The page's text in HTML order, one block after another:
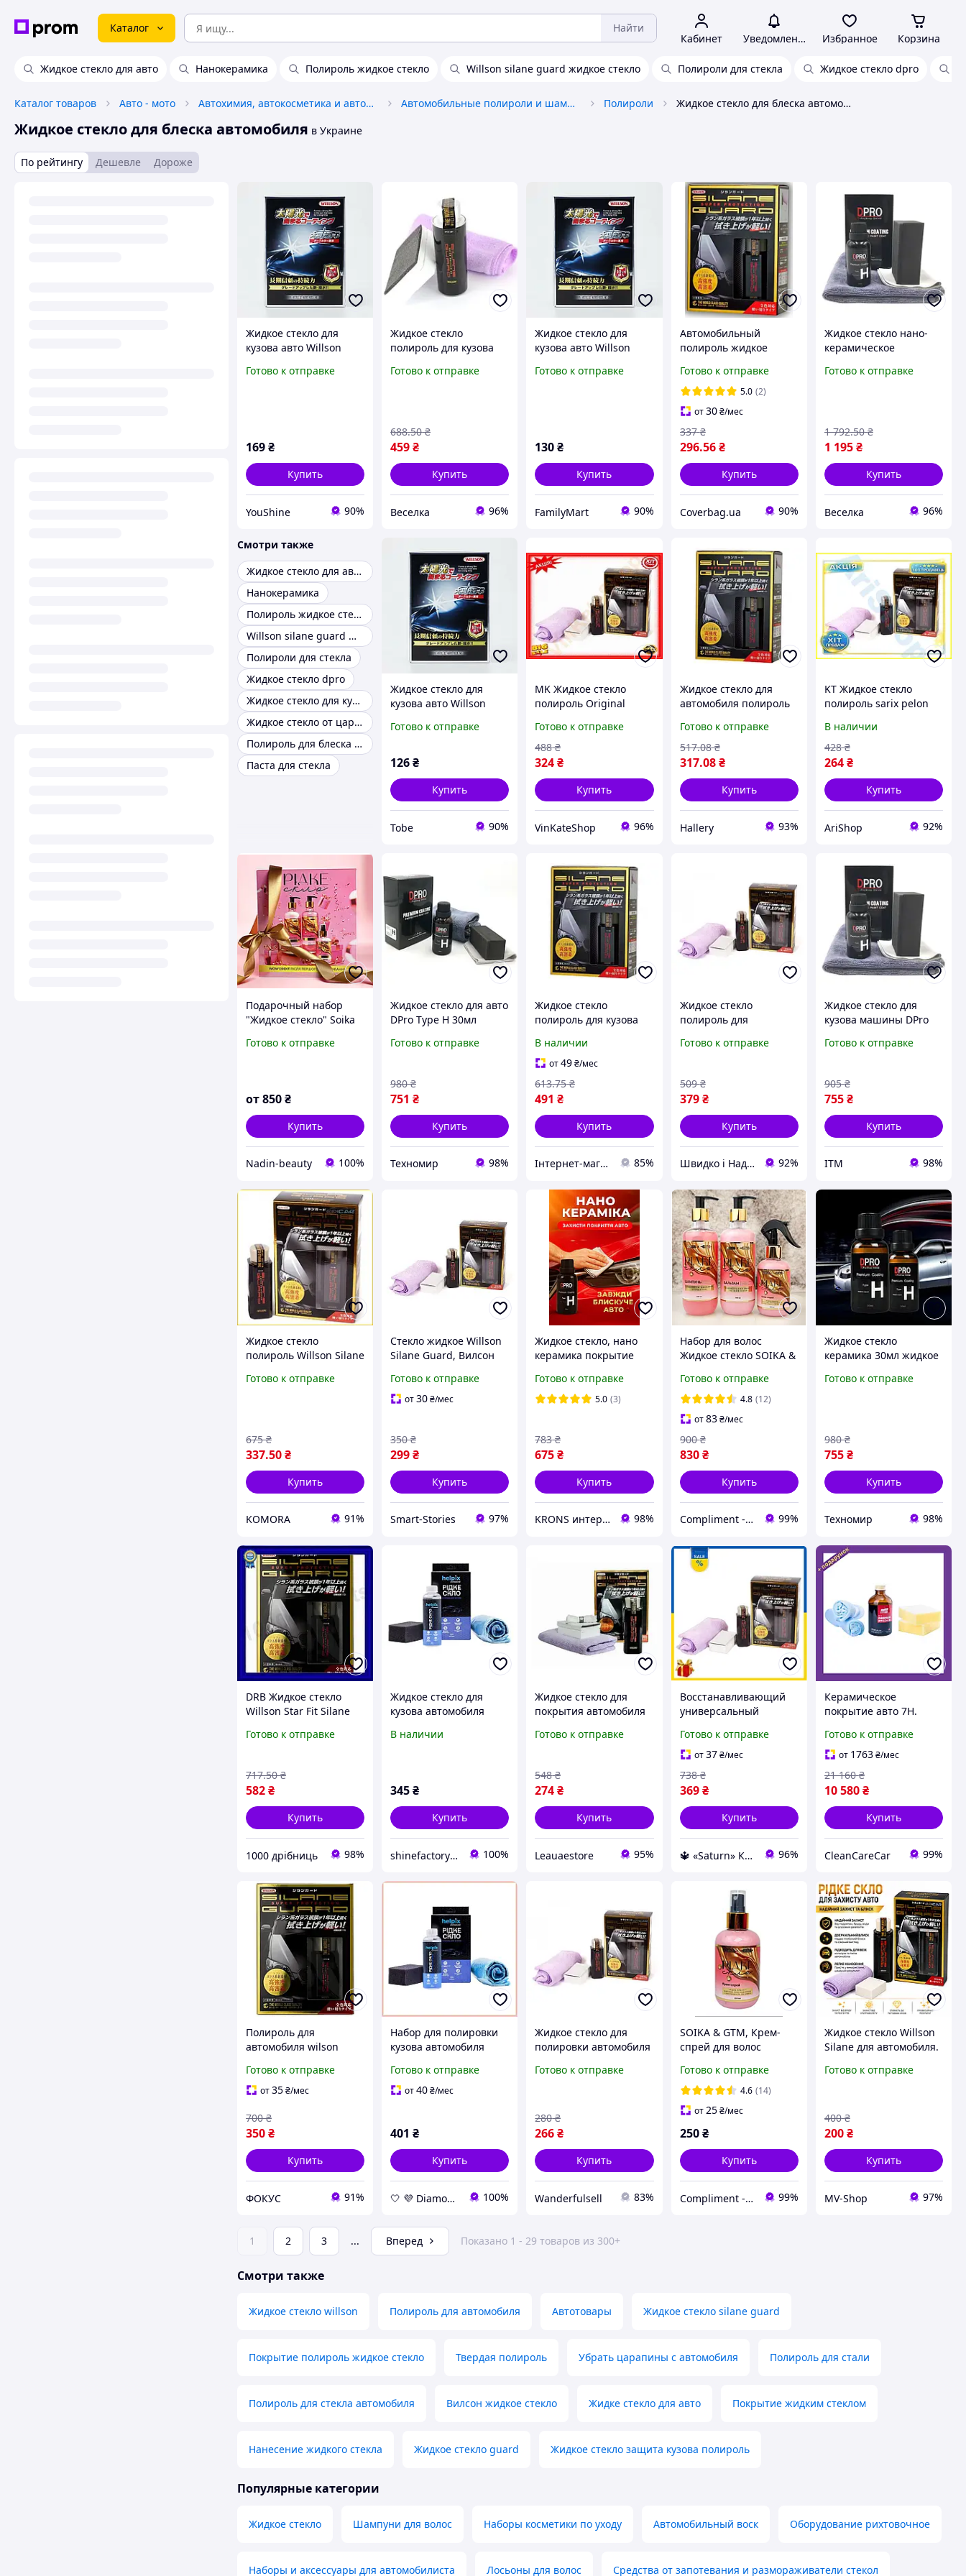
Каталог Найти
Кабинет Уведомления Избранное Корзина
Жидкое стекло для авто Нанокерамика Полироль жидкое стекло Willson silane guard жидкое стекло Полироли для стекла Жидкое стекло dpro
Каталог товаров Авто - мото Автохимия, автокосметика и автомасла Автомобильные полироли и шампуни Полироли Жидкое стекло для блеска автомобиля
Жидкое стекло для блеска автомобиля в Украине
По рейтингу Дешевле Дороже
Жидкое стекло для
кузова авто Willson
для блеска и удаления
Готово к отправке
169₴
Купить
YouShine 90%
Жидкое стекло
полироль для кузова
защита от царапин
Готово к отправке
459₴
688.50 ₴
Купить
Веселка 96%
Жидкое стекло для
кузова авто Willson
для блеска и удаления
Готово к отправке
130₴
Купить
FamilyMart 90%
Автомобильный
полироль жидкое
автомобиля Willson
Silane Guard
Готово к отправке
5.0 (2)
от30 ₴/мес
296.56 ₴
337 ₴
Купить
Coverbag.ua 90%
Жидкое стекло нано-
керамическое
кузова автомобиля от
Готово к отправке
1 195₴
1 792.50 ₴
Купить
Веселка 96%
Смотри также
Жидкое стекло для авто
Нанокерамика
Полироль жидкое стекло
Willson silane guard жидкое стекло
Полироли для стекла
Жидкое стекло dpro
Жидкое стекло для кузова машины
Жидкое стекло от царапин
Полироль для блеска кузова автомобиля
Паста для стекла
Жидкое стекло для
кузова авто Willson
для блеска и удаления
Лучшая цена
Готово к отправке
126₴
Купить
Tobe 90%
MK Жидкое стекло
полироль Original
автомобиля защита
кузова блеск
лакокрасочного по
PAP10\W
Готово к отправке
324₴
488 ₴
Купить
VinKateShop 96%
Жидкое стекло для
автомобиля полироль
12 месяцев silane
guard защита кузова и
блеск
Готово к отправке
317.08 ₴
517.08 ₴
Купить
Hallery 93%
KT Жидкое стекло
полироль sarix pelon
защитное средство для
кузова авто с блеск
REX2375
В наличии
264₴
428 ₴
Купить
AriShop 92%
Подарочный набор
"Жидкое стекло" Soika
блеска и
Готово к отправке
от850₴
Купить
Nadin-beauty 100%
Жидкое стекло для авто
DPro Type H 30мл
керамическое для
Готово к отправке
751 ₴
980 ₴
Купить
Техномир 98%
Жидкое стекло
полироль для кузова
Guard 95 мл защита от
царапин блеск
покрытие
В наличии
от49₴/мес
491 ₴
613.75 ₴
Купить
Інтернет-магазин SALE TOOLS 85%
Жидкое стекло
полироль для
Silane Guard 57мл
покрытие с эффектом
блеска до одного года
Готово к отправке
379 ₴
509 ₴
Купить
Швидко і Надійно 92%
Жидкое стекло для
кузова машины DPro
керамическое
Готово к отправке
755₴
905 ₴
Купить
ITM 98%
Жидкое стекло
полироль Willson Silane
автомобиля от
Готово к отправке
337.50₴
675 ₴
Купить
KOMORA 91%
Стекло жидкое Willson
Silane Guard, Вилсон
для кузова вашего
автомобиля.
Готово к отправке
от30₴/мес
299₴
350 ₴
Купить
Smart-Stories 97%
Жидкое стекло, нано
керамика покрытие
Type H 30мл
Готово к отправке
5.0 (3)
675₴
783 ₴
Купить
KRONS интернет- магазин 98%
Набор для волос
Жидкое стекло SOIKA &
бальзам, крем-спрей
Ламинирование, блеск,
защита
Готово к отправке
4.8 (12)
от83 ₴/мес
830 ₴
900 ₴
Купить
Compliment - магазин косметики та догляду! 99%
Жидкое стекло
керамика 30мл жидкое
кузова машины DPro
Готово к отправке
755₴
980 ₴
Купить
Техномир 98%
DRB Жидкое стекло
Willson Star Fit Silane
кузова автомобиля
блеск DRB_Q7
Готово к отправке
582₴
717.50 ₴
Купить
1000 дрібниць 98%
Жидкое стекло для
кузова автомобиля
мл (Полироль-защита
В наличии
345₴
Купить
shinefactoryua 100%
Жидкое стекло для
покрытия автомобиля
Полироль от царапин
Готово к отправке
274₴
548 ₴
Купить
Leauaestore 95%
Восстанавливающий
универсальный
жидкое стекло WILLS
для автомобиля
корпуса машины
Готово к отправке
от37 ₴/мес
369 ₴
738 ₴
Купить
🔱 «Saturn» Компетентность! Качество товара! Быстрая отправка! ✅ 96%
Керамическое
покрытие авто 7H.
Жидкое стекло для
автомобиля Soft99
Готово к отправке
от 1763₴/мес
10 580₴
21 160 ₴
Купить
CleanCareCar 99%
Полироль для
автомобиля wilson
покрытие для кузова
машины Жидкое стекло
Готово к отправке
от35₴/мес
350₴
700 ₴
Купить
ФОКУС 91%
Набор для полировки
кузова автомобиля
защитное средство в
машину для блеска
Готово к отправке
от40₴/мес
401 ₴
Купить
🤍 💜 Diamond 🤍 💜 100%
Жидкое стекло для
полировки автомобиля
полироль Willson для
Готово к отправке
266₴
280 ₴
Купить
Wanderfulsell 83%
SOIKA & GTM, Крем-
спрей для волос
Мгновенное
разглаживание,
эластичность и блеск,
200 мл
Готово к отправке
4.6 (14)
от25 ₴/мес
250 ₴
Купить
Compliment - магазин косметики та догляду! 99%
Жидкое стекло Willson
Silane для автомобиля.
для авто Willson Silane
полировки
Готово к отправке
200₴
400 ₴
Купить
MV-Shop 97%
1 2 3 ... Вперед Показано 1 - 29 товаров из 300+
Смотри также
Жидкое стекло willson Полироль для автомобиля Автотовары Жидкое стекло silane guard
Покрытие полироль жидкое стекло Твердая полироль Убрать царапины с автомобиля Полироль для стали
Полироль для стекла автомобиля Вилсон жидкое стекло Жидке стекло для авто Покрытие жидким стеклом
Нанесение жидкого стекла Жидкое стекло guard Жидкое стекло защита кузова полироль
Популярные категории
Жидкое стекло Шампуни для волос Наборы косметики по уходу Автомобильный воск Оборудование рихтовочное
Наборы и аксессуары для автомобилиста Лосьоны для волос Средства от запотевания и размораживатели стекол